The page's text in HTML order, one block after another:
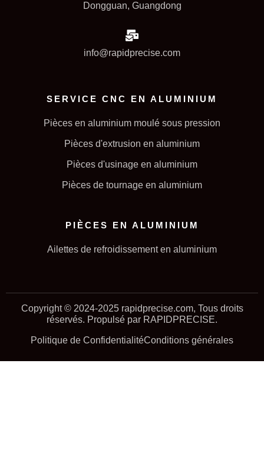
Dongguan, Guangdong
info@rapidprecise.com
SERVICE CNC EN ALUMINIUM
Pièces en aluminium moulé sous pression
Pièces d'extrusion en aluminium
Pièces d'usinage en aluminium
Pièces de tournage en aluminium
PIÈCES EN ALUMINIUM
Ailettes de refroidissement en aluminium
Copyright © 2024-2025 rapidprecise.com, Tous droits
réservés. Propulsé par RAPIDPRECISE.
Politique de ConfidentialitéConditions générales